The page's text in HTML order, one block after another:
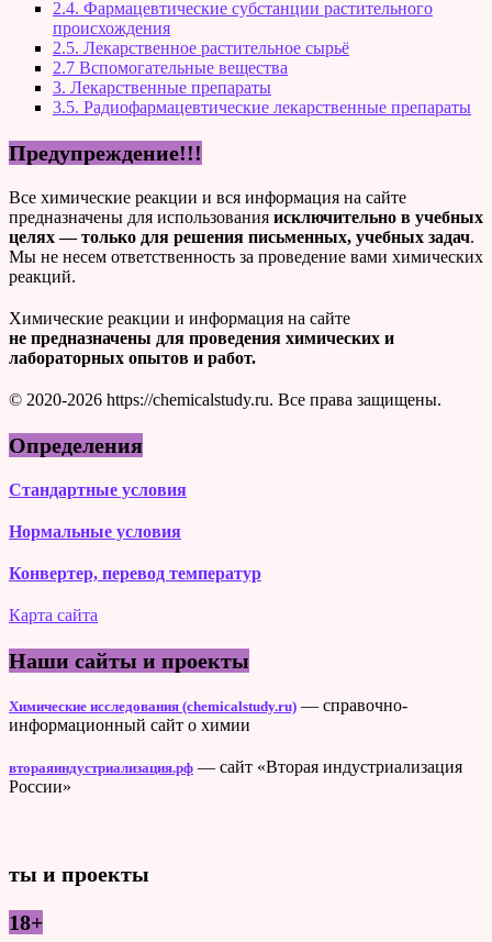
2.4. Фармацевтические субстанции растительного
происхождения
2.5. Лекарственное растительное сырьё
2.7 Вспомогательные вещества
3. Лекарственные препараты
3.5. Радиофармацевтические лекарственные препараты
Предупреждение!!!
Все химические реакции и вся информация на сайте
предназначены для использования исключительно в учебных
целях — только для решения письменных, учебных задач.
Мы не несем ответственность за проведение вами химических
реакций.
Химические реакции и информация на сайте
не предназначены для проведения химических и
лабораторных опытов и работ.
© 2020-2026 https://chemicalstudy.ru. Все права защищены.
Определения
Стандартные условия
Нормальные условия
Конвертер, перевод температур
Карта сайта
Наши сайты и проекты
Химические исследования (chemicalstudy.ru) — справочно-
информационный сайт о химии
втораяиндустриализация.рф — сайт «Вторая индустриализация
России»
ты и проекты
18+